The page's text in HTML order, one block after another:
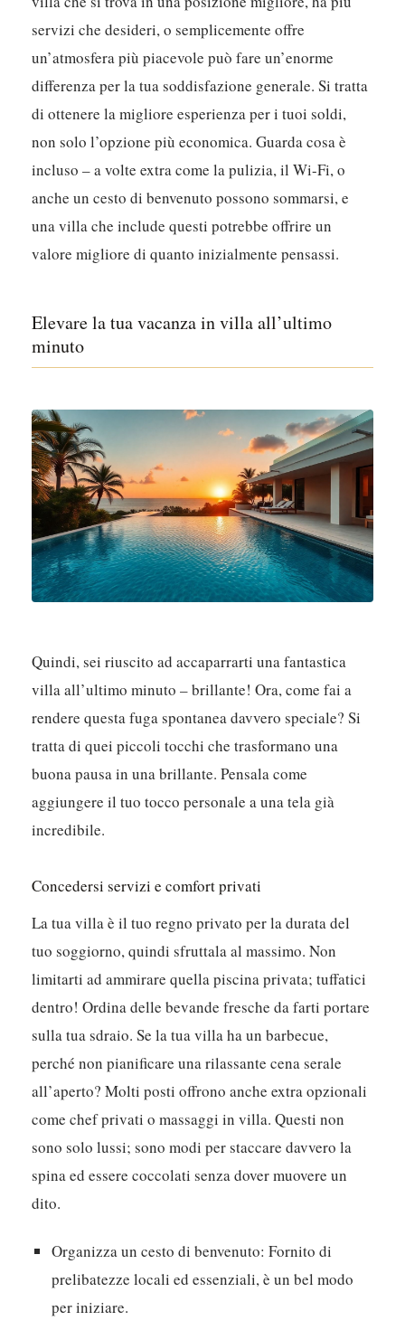
servizi che desideri, o semplicemente offre
un’atmosfera più piacevole può fare un’enorme
differenza per la tua soddisfazione generale. Si tratta
di ottenere la migliore esperienza per i tuoi soldi,
non solo l’opzione più economica. Guarda cosa è
incluso – a volte extra come la pulizia, il Wi-Fi, o
anche un cesto di benvenuto possono sommarsi, e
una villa che include questi potrebbe offrire un
valore migliore di quanto inizialmente pensassi.
Elevare la tua vacanza in villa all’ultimo
minuto
Quindi, sei riuscito ad accaparrarti una fantastica
villa all’ultimo minuto – brillante! Ora, come fai a
rendere questa fuga spontanea davvero speciale? Si
tratta di quei piccoli tocchi che trasformano una
buona pausa in una brillante. Pensala come
aggiungere il tuo tocco personale a una tela già
incredibile.
Concedersi servizi e comfort privati
La tua villa è il tuo regno privato per la durata del
tuo soggiorno, quindi sfruttala al massimo. Non
limitarti ad ammirare quella piscina privata; tuffatici
dentro! Ordina delle bevande fresche da farti portare
sulla tua sdraio. Se la tua villa ha un barbecue,
perché non pianificare una rilassante cena serale
all’aperto? Molti posti offrono anche extra opzionali
come chef privati o massaggi in villa. Questi non
sono solo lussi; sono modi per staccare davvero la
spina ed essere coccolati senza dover muovere un
dito.
Organizza un cesto di benvenuto: Fornito di
prelibatezze locali ed essenziali, è un bel modo
per iniziare.